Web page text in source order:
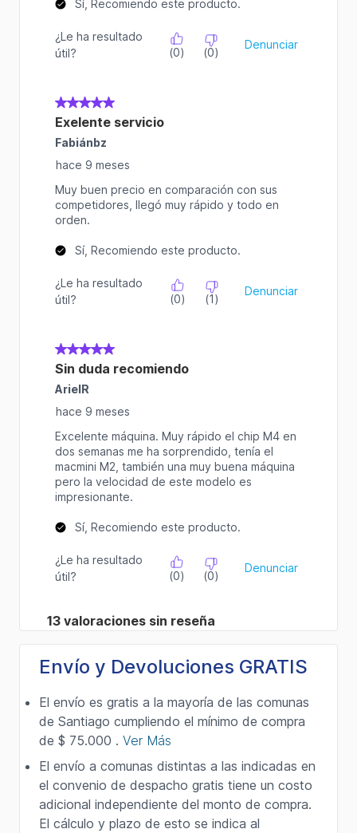
Envío y Devoluciones GRATIS
El envío es gratis a la mayoría de las comunas
de Santiago cumpliendo el mínimo de compra
de $ 75.000 . Ver Más
El envío a comunas distintas a las indicadas en
el convenio de despacho gratis tiene un costo
adicional independiente del monto de compra.
El cálculo y plazo de esto se indica al